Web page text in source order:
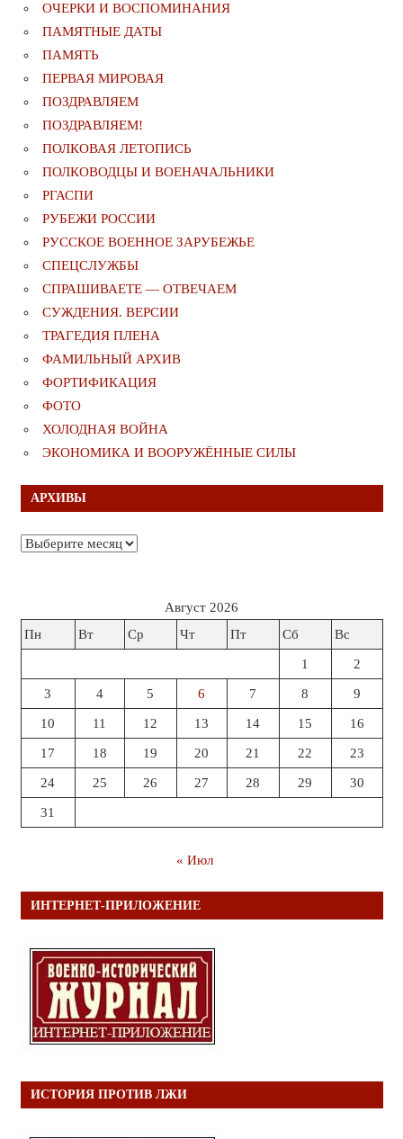
ОЧЕРКИ И ВОСПОМИНАНИЯ
ПАМЯТНЫЕ ДАТЫ
ПАМЯТЬ
ПЕРВАЯ МИРОВАЯ
ПОЗДРАВЛЯЕМ
ПОЗДРАВЛЯЕМ!
ПОЛКОВАЯ ЛЕТОПИСЬ
ПОЛКОВОДЦЫ И ВОЕНАЧАЛЬНИКИ
РГАСПИ
РУБЕЖИ РОССИИ
РУССКОЕ ВОЕННОЕ ЗАРУБЕЖЬЕ
СПЕЦСЛУЖБЫ
СПРАШИВАЕТЕ — ОТВЕЧАЕМ
СУЖДЕНИЯ. ВЕРСИИ
ТРАГЕДИЯ ПЛЕНА
ФАМИЛЬНЫЙ АРХИВ
ФОРТИФИКАЦИЯ
ФОТО
ХОЛОДНАЯ ВОЙНА
ЭКОНОМИКА И ВООРУЖЁННЫЕ СИЛЫ
АРХИВЫ
Архивы
Август 2026
Пн
Вт Ср Чт Пт Сб Вс
1 2
3 4 5 6 7 8 9
10 11 12 13 14 15 16
17 18 19 20 21 22 23
24 25 26 27 28 29 30
31
« Июл
ИНТЕРНЕТ-ПРИЛОЖЕНИЕ
ИСТОРИЯ ПРОТИВ ЛЖИ